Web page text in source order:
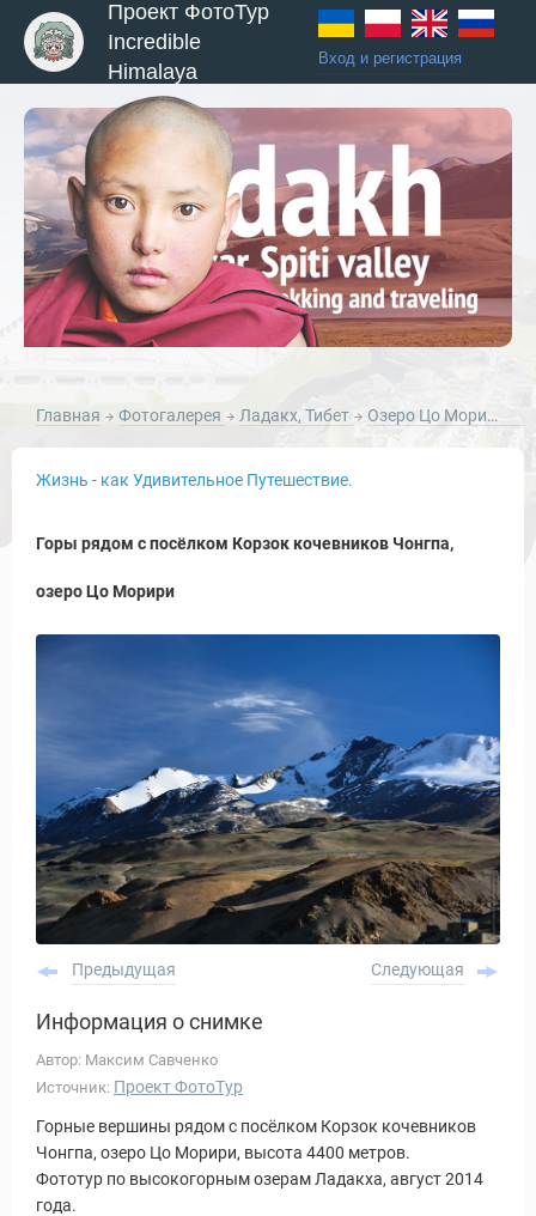
и Туры
Проект ФотоТур
Incredible
Himalaya
Вход и регистрация
Главная Фотогалерея Ладакх, Тибет Озеро Цо Морири (Тсо Морири), Ладакх, Гималаи.
Жизнь - как Удивительное Путешествие.
Горы рядом с посёлком Корзок кочевников Чонгпа,
озеро Цо Морири
Предыдущая Следующая
Информация о снимке
Автор: Максим Савченко
Источник: Проект ФотоТур
Горные вершины рядом с посёлком Корзок кочевников
Чонгпа, озеро Цо Морири, высота 4400 метров.
Фототур по высокогорным озерам Ладакха, август 2014
года.